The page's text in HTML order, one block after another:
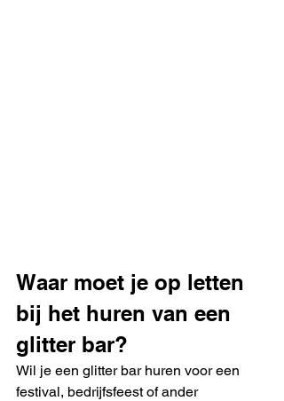
Waar moet je op letten
bij het huren van een
glitter bar?
Wil je een glitter bar huren voor een
festival, bedrijfsfeest of ander